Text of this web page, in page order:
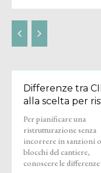
Differenze tra
alla scelta per
Per pianificare una
ristrutturazione senza
incorrere in sanzioni o
blocchi del cantiere,
conoscere le
CILA e SCIA è il primo passo
operativo. La CILA gestisce la
manutenzione straordinaria
senza impatto statico; la SCIA,